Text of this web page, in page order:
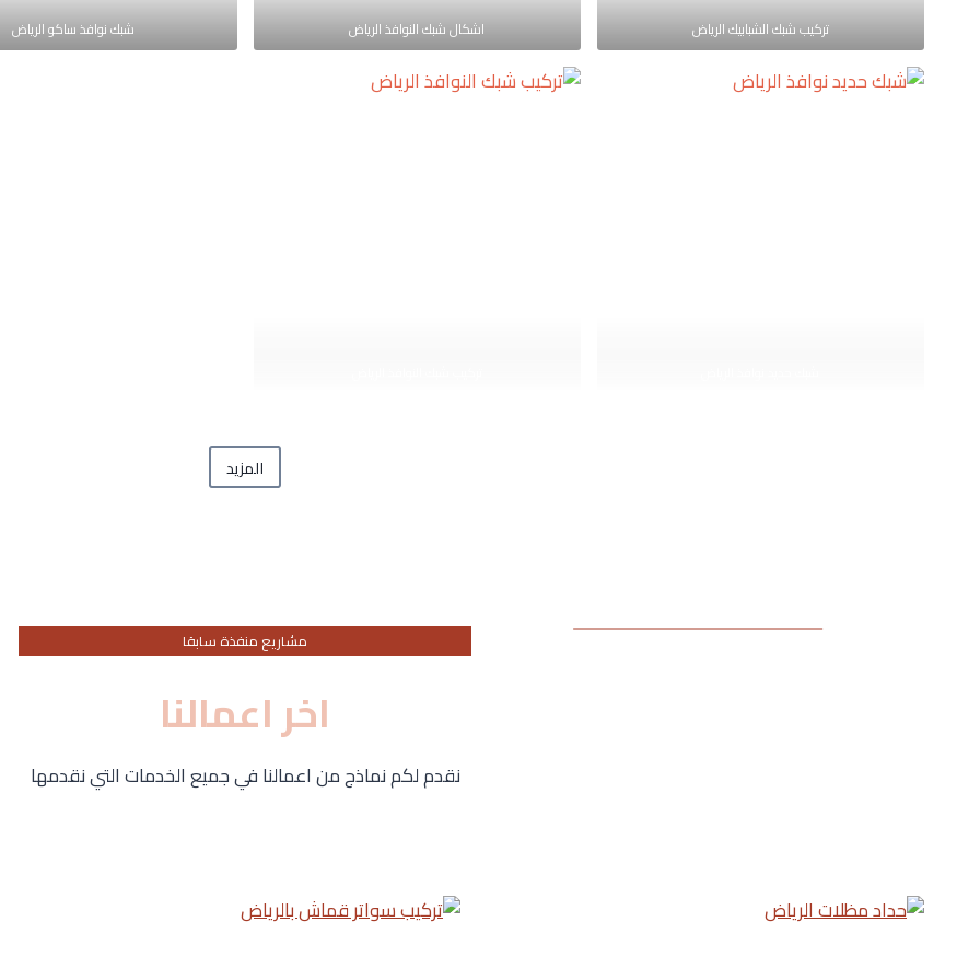
تركيب شبك الشبابيك الرياض اشكال شبك النوافذ الرياض شبك نوافذ ساكو الرياض
المزيد
مشاريع منفذة سابقا
اخر اعمالنا
نقدم لكم نماذج من اعمالنا في جميع الخدمات التي نقدمها